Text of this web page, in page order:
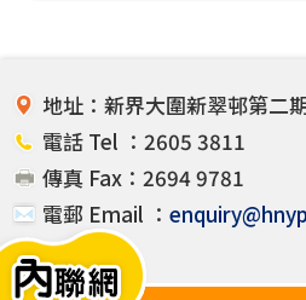
地址：新界大圍新翠邨第二
電話 Tel ：2605 3811
傳真 Fax：2694 9781
電郵 Email ：